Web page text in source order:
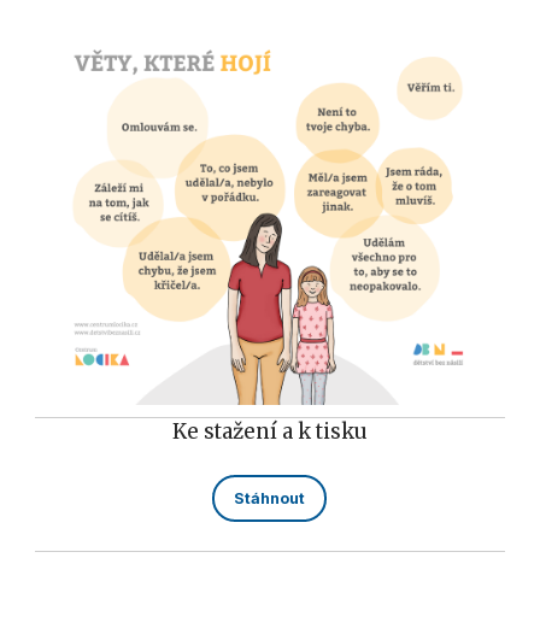
Ke stažení a k tisku
Stáhnout